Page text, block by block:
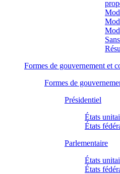
Formes de gouvernement et
Formes de
Présidentiel
États
États
Parlementaire
États
États